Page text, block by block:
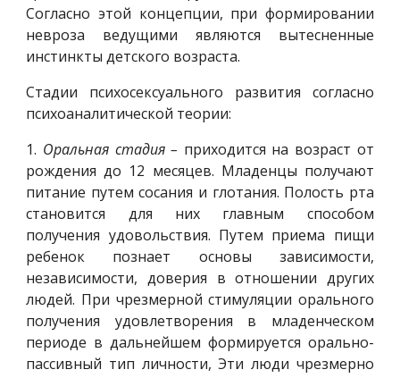
Согласно этой концепции, при формировании
невроза ведущими являются вытесненные
инстинкты детского возраста.
Стадии психосексуального развития согласно
психоаналитической теории:
1. Оральная стадия – приходится на возраст от
рождения до 12 месяцев. Младенцы получают
питание путем сосания и глотания. Полость рта
становится для них главным способом
получения удовольствия. Путем приема пищи
ребенок познает основы зависимости,
независимости, доверия в отношении других
людей. При чрезмерной стимуляции орального
получения удовлетворения в младенческом
периоде в дальнейшем формируется орально-
пассивный тип личности, Эти люди чрезмерно